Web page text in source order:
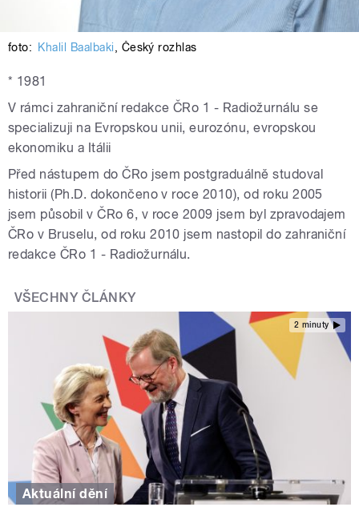
foto: Khalil Baalbaki, Český rozhlas
* 1981
V rámci zahraniční redakce ČRo 1 - Radiožurnálu se
specializuji na Evropskou unii, eurozónu, evropskou
ekonomiku a Itálii
Před nástupem do ČRo jsem postgraduálně studoval
historii (Ph.D. dokončeno v roce 2010), od roku 2005
jsem působil v ČRo 6, v roce 2009 jsem byl zpravodajem
ČRo v Bruselu, od roku 2010 jsem nastopil do zahraniční
redakce ČRo 1 - Radiožurnálu.
VŠECHNY ČLÁNKY
2 minuty
Aktuální dění